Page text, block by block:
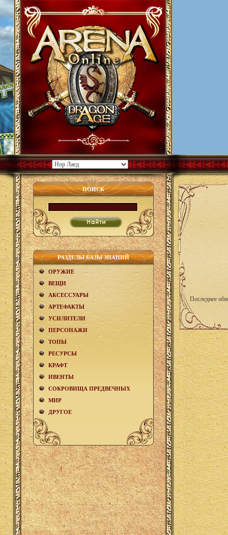
ПОИСК
РАЗДЕЛЫ БАЗЫ ЗНАНИЙ
ОРУЖИЕ
ВЕЩИ
АКCЕСCУАРЫ
АРТЕФАКТЫ
УСИЛИТЕЛИ
ПЕРСОНАЖИ
ТОПЫ
РЕСУРСЫ
КРАФТ
ИВЕНТЫ
СОКРОВИЩА ПРЕДВЕЧНЫХ
МИР
ДРУГОЕ
Последнее